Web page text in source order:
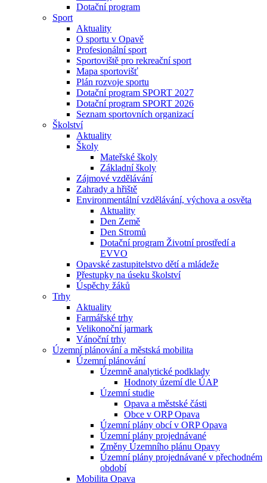
Dotační program
Sport
Aktuality
O sportu v Opavě
Profesionální sport
Sportoviště pro rekreační sport
Mapa sportovišť
Plán rozvoje sportu
Dotační program SPORT 2027
Dotační program SPORT 2026
Seznam sportovních organizací
Školství
Aktuality
Školy
Mateřské školy
Základní školy
Zájmové vzdělávání
Zahrady a hřiště
Environmentální vzdělávání, výchova a osvěta
Aktuality
Den Země
Den Stromů
Dotační program Životní prostředí a
EVVO
Opavské zastupitelstvo dětí a mládeže
Přestupky na úseku školství
Úspěchy žáků
Trhy
Aktuality
Farmářské trhy
Velikonoční jarmark
Vánoční trhy
Územní plánování a městská mobilita
Územní plánování
Územně analytické podklady
Hodnoty území dle ÚAP
Územní studie
Opava a městské části
Obce v ORP Opava
Územní plány obcí v ORP Opava
Územní plány projednávané
Změny Územního plánu Opavy
Územní plány projednávané v přechodném
období
Mobilita Opava